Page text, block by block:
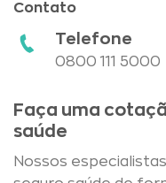
Contato
Telefone
0800 111 5000
Faça uma
saúde
Nossos